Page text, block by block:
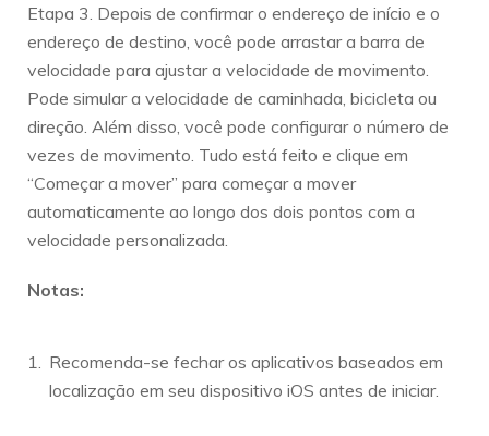
Etapa 3. Depois de confirmar o endereço de início e o
endereço de destino, você pode arrastar a barra de
velocidade para ajustar a velocidade de movimento.
Pode simular a velocidade de caminhada, bicicleta ou
direção. Além disso, você pode configurar o número de
vezes de movimento. Tudo está feito e clique em
“Começar a mover” para começar a mover
automaticamente ao longo dos dois pontos com a
velocidade personalizada.
Notas:
Recomenda-se fechar os aplicativos baseados em
localização em seu dispositivo iOS antes de iniciar.